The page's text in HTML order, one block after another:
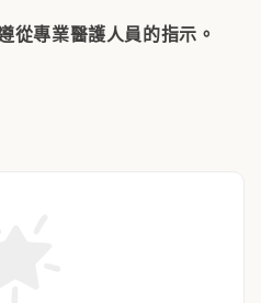
從專業醫護人員的指示。